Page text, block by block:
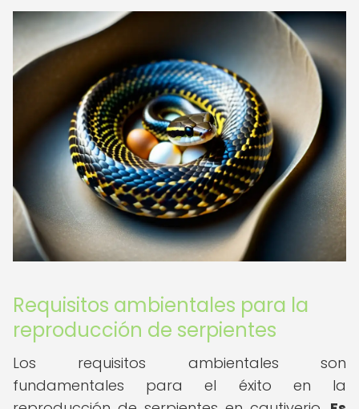
Requisitos ambientales para la
reproducción de serpientes
Los requisitos ambientales son
fundamentales para el éxito en la